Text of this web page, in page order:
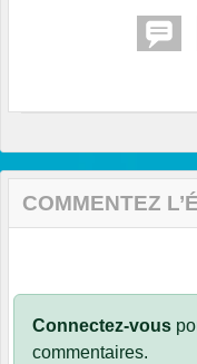
COMMENTEZ
Connectez-vous
commentaires.